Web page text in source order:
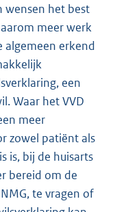
wensen het best
meer werk
algemeen erkend
een
Waar het VVD
meer
zowel patiënt als
is, bij de huisarts
bereid om de
te vragen of